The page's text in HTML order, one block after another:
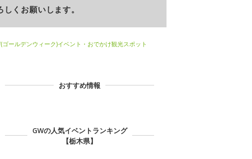
くお願いします。
ゴールデンウィーク)イベント・おでかけ観光スポット
おすすめ情報
GWの人気イベントランキング
【栃木県】